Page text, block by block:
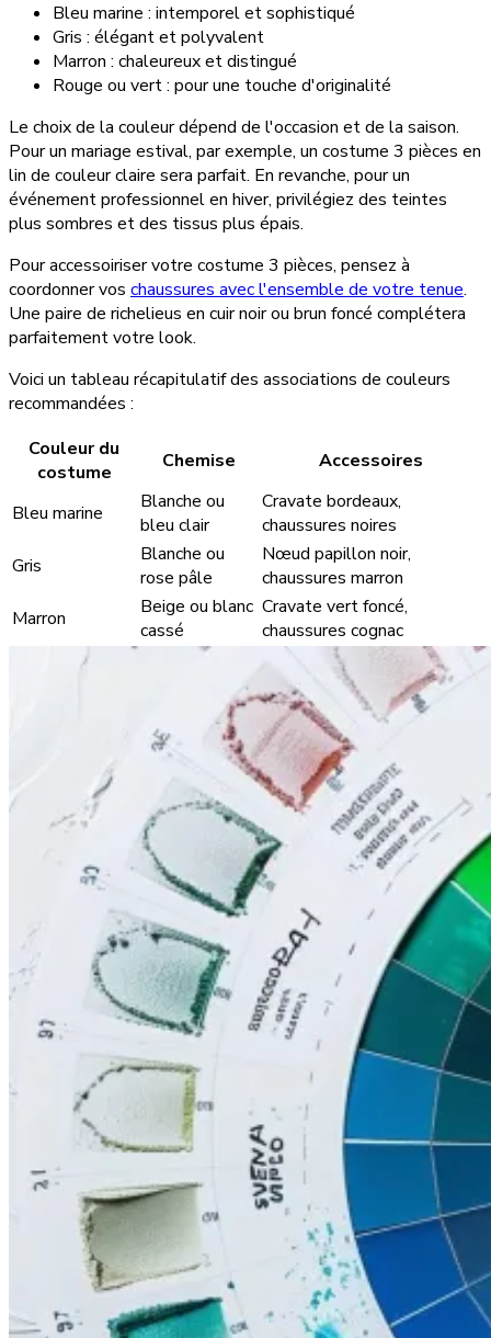
Bleu marine : intemporel et sophistiqué
Gris : élégant et polyvalent
Marron : chaleureux et distingué
Rouge ou vert : pour une touche d'originalité
Le choix de la couleur dépend de l'occasion et de la saison.
Pour un mariage estival, par exemple, un costume 3 pièces en
lin de couleur claire sera parfait. En revanche, pour un
événement professionnel en hiver, privilégiez des teintes
plus sombres et des tissus plus épais.
Pour accessoiriser votre costume 3 pièces, pensez à
coordonner vos chaussures avec l'ensemble de votre tenue.
Une paire de richelieus en cuir noir ou brun foncé complétera
parfaitement votre look.
Voici un tableau récapitulatif des associations de couleurs
recommandées :
Couleur du
costume
Chemise Accessoires
Bleu marine
Blanche ou
bleu clair
Cravate bordeaux,
chaussures noires
Gris
Blanche ou
rose pâle
Nœud papillon noir,
chaussures marron
Marron
Beige ou blanc
cassé
Cravate vert foncé,
chaussures cognac